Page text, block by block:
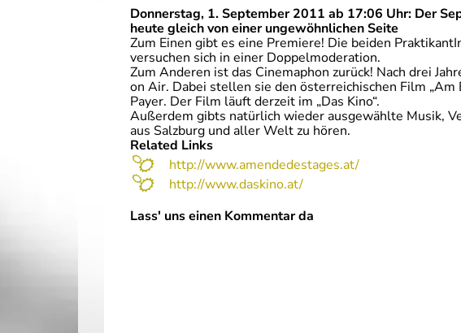
Donnerstag, 1. September 2011 ab 17:06 Uhr: Der
heute gleich von einer ungewöhnlichen Seite
Zum Einen gibt es eine Premiere! Die beiden
versuchen sich in einer Doppelmoderation.
Zum Anderen ist das Cinemaphon zurück! Nach drei
on Air. Dabei stellen sie den österreichischen Film
Payer. Der Film läuft derzeit im „Das Kino“.
Außerdem gibts natürlich wieder ausgewählte Musik,
aus Salzburg und aller Welt zu hören.
Related Links
http://www.amendedestages.at/
http://www.daskino.at/
Lass' uns einen Kommentar da